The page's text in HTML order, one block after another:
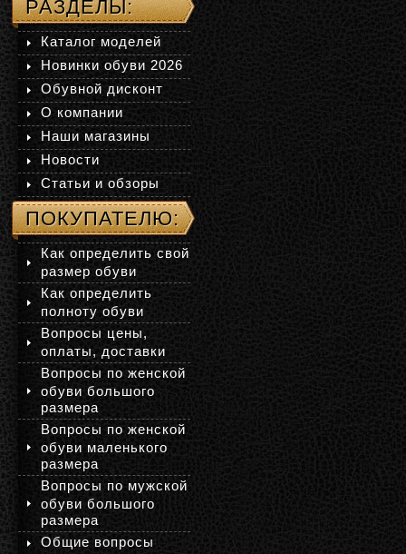
РАЗДЕЛЫ:
Каталог моделей
Новинки обуви 2026
Обувной дисконт
О компании
Наши магазины
Новости
Статьи и обзоры
ПОКУПАТЕЛЮ:
Как определить свой
размер обуви
Как определить
полноту обуви
Вопросы цены,
оплаты, доставки
Вопросы по женской
обуви большого
размера
Вопросы по женской
обуви маленького
размера
Вопросы по мужской
обуви большого
размера
Общие вопросы